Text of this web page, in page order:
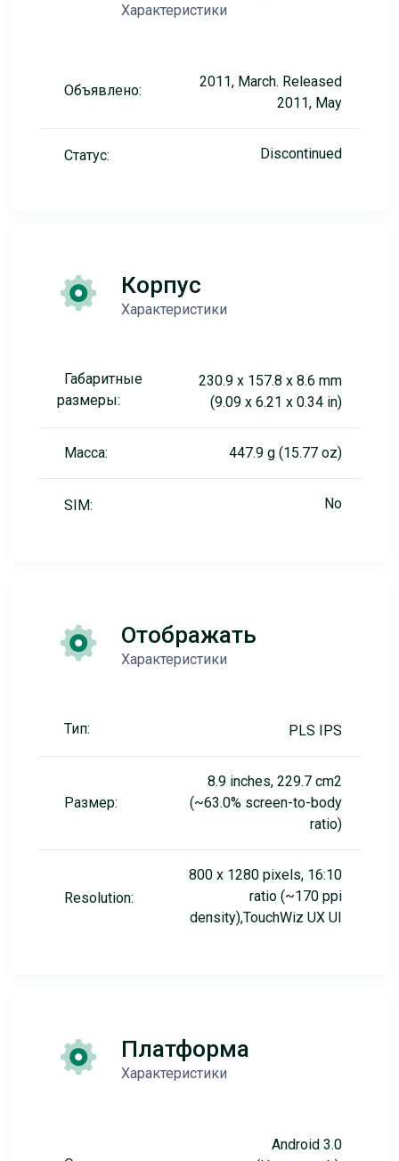
Характеристики
Объявлено:
2011, March. Released
2011, May
Статус: Discontinued
Корпус
Характеристики
Габаритные
размеры:
230.9 x 157.8 x 8.6 mm
(9.09 x 6.21 x 0.34 in)
Масса: 447.9 g (15.77 oz)
SIM: No
Отображать
Характеристики
Тип: PLS IPS
Размер:
8.9 inches, 229.7 cm2
(~63.0% screen-to-body
ratio)
Resolution:
800 x 1280 pixels, 16:10
ratio (~170 ppi
density),TouchWiz UX UI
Платформа
Характеристики
Android 3.0